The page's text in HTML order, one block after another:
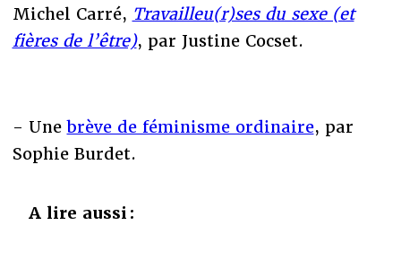
Michel Carré, Travailleu(r)ses du sexe (et
fières de l’être), par Justine Cocset.
- Unebrève de féminisme ordinaire, par
Sophie Burdet.
A lire aussi :